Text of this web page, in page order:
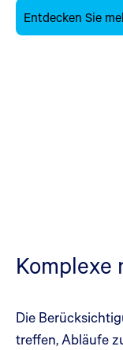
Entdecken Sie
Komplexe
Die
treffen, Abläufe